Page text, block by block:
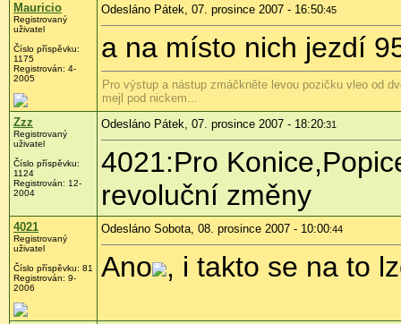
Mauricio
Registrovaný
uživatel
Číslo příspěvku:
1175
Registrován: 4-
2005
Odesláno Pátek, 07. prosince 2007 - 16:50:45
a na místo nich jezdí
Pro výstup a nástup zmáčkněte levou pozičku vleo od
mejl pod nickem...
Zzz
Registrovaný
uživatel
Číslo příspěvku:
1124
Registrován: 12-
2004
Odesláno Pátek, 07. prosince 2007 - 18:20:31
4021:Pro
revoluční změny
4021
Registrovaný
uživatel
Číslo příspěvku: 81
Registrován: 9-
2006
Odesláno Sobota, 08. prosince 2007 - 10:00:44
Ano , i takto se na to